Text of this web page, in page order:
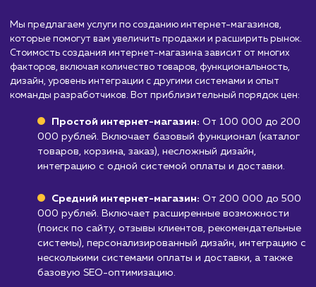
Компаниям и предприятиям, не
товаром или услугой: Если ваша
не связана с продажей продуктов или услуг,
создание интернет-магазина может быть
излишним.
Малым бизнесам или фрилансерам,
не планируют вести активные продажи
больше нуждаются в информационном
или портфолио.
Узнать почему